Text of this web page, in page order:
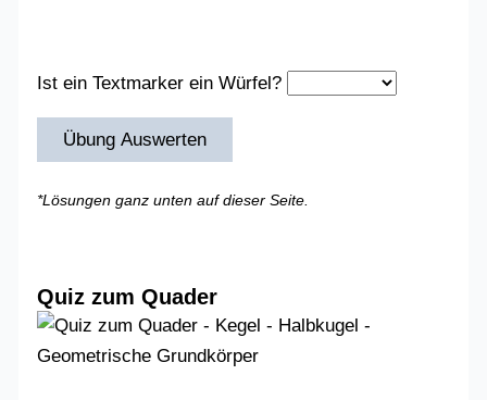
Ist ein Textmarker ein Würfel?
Übung Auswerten
*Lösungen ganz unten auf dieser Seite.
Quiz zum Quader